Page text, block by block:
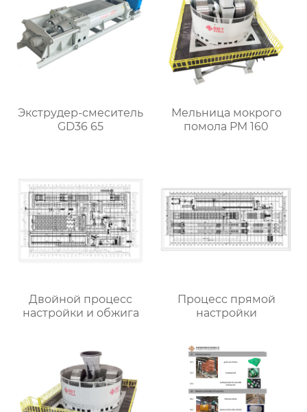
Экструдер-смеситель
GD36 65
Мельница мокрого
помола PM 160
Двойной процесс
настройки и обжига
Процесс прямой
настройки